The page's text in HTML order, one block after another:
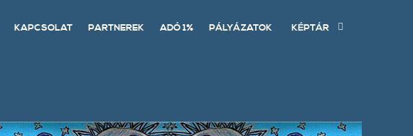
KAPCSOLAT PARTNEREK ADÓ 1% PÁLYÁZATOK KÉPTÁR